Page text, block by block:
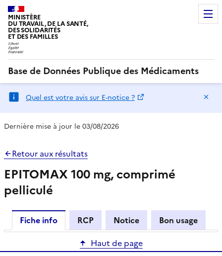
MINISTÈRE
DU TRAVAIL, DE LA SANTÉ,
DES SOLIDARITÉS
ET DES FAMILLES
Base de Données Publique des Médicaments
Quel est votre avis sur E-notice ?
Dernière mise à jour le 03/08/2026
Retour aux résultats
EPITOMAX 100 mg, comprimé
pelliculé
Fiche info RCP Notice
Bon usage
Haut de page